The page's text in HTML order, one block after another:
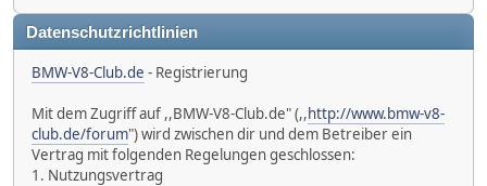
Datenschutzrichtlinien
BMW-V8-Club.de - Registrierung
Mit dem Zugriff auf ,,BMW-V8-Club.de" (,,http://www.bmw-v8-
club.de/forum") wird zwischen dir und dem Betreiber ein
Vertrag mit folgenden Regelungen geschlossen:
1. Nutzungsvertrag